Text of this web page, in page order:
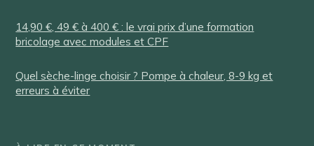
14,90 €, 49 € à 400 € : le vrai prix d’une formation
bricolage avec modules et CPF
Quel sèche-linge choisir ? Pompe à chaleur, 8-9 kg et
erreurs à éviter